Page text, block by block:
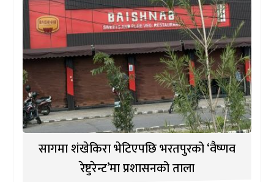
सागमा शंखेकिरा भेटिएपछि भरतपुरको ‘वैष्णव
रेष्टुरेन्ट’मा प्रशासनको ताला